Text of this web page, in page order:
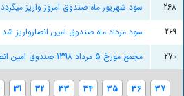
268
سود شهریور ماه صندوق امروز واریز میگردد
269
سود مرداد ماه صندوق امین انصارواریز شد
270
مجمع مورخ 5 مرداد 1398 صندوق امین انصار
31 32 33 34 35 36 37